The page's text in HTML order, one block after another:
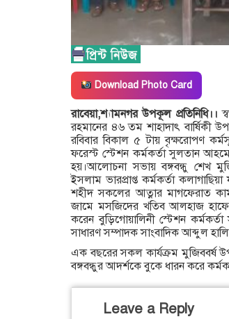
Download Photo Card
রাবেয়া,শ্যামনগর উপকূল প্রতিনিধি।।
রহমানের ৪৬ তম শাহাদাৎ বার্ষিকী
রবিবার বিকাল ৫ টায় বৃক্ষরোপণ
ফরেস্ট স্টেশন কর্মকর্তা সুলতান
হয়।আলোচনা সভায় বঙ্গবন্ধু শেখ
ইসলাম ভারপ্রাপ্ত কর্মকর্তা
শহীদ সকলের আত্নার মাগফেরাত
জামে মসজিদের খতিব আলহাজ
করেন বুড়িগোয়ালিনী স্টেশন
সাধারণ সম্পাদক সাংবাদিক আব্দুল
এক বছরের সকল কার্যক্রম মুজিববর্ষ
বঙ্গবন্ধুর আদর্শকে বুকে ধারন করে
Leave a Reply